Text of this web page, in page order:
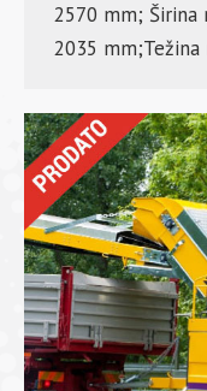
2570 mm; Širina
2035